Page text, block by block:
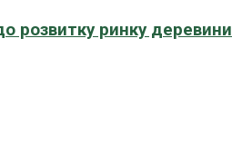
розвитку ринку деревини